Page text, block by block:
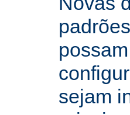
padrões
sejam